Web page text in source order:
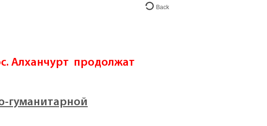
Back
Алханчурт продолжат
гуманитарной